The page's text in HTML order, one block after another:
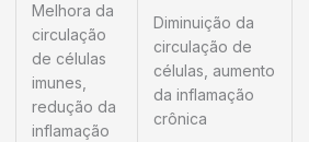
Melhora da
circulação
de células
imunes,
redução da
inflamação
Diminuição da
circulação de
células, aumento
da inflamação
crônica